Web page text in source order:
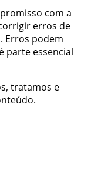
com a
erros de
Erros podem
parte essencial
tratamos e